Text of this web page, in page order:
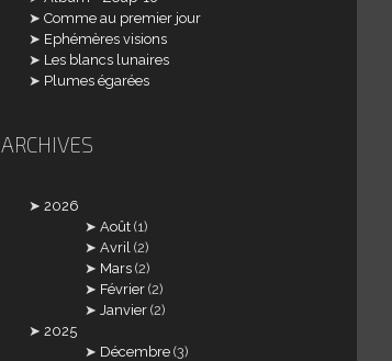
Comme au premier jour
Ephémères visions
Les blancs lunaires
Plumes égarées
ARCHIVES
2026
Août (1)
Avril (2)
Mars (2)
Février (2)
Janvier (2)
2025
Décembre (3)